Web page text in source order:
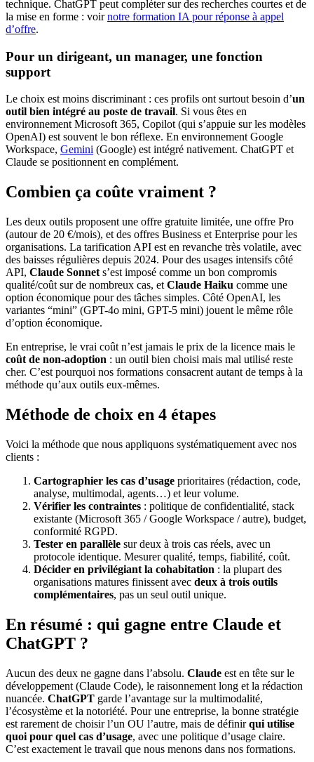
technique. ChatGPT peut compléter sur des recherches courtes et de
la mise en forme : voirnotre formation IA pour réponse à appel
d’offre.
Pour un dirigeant, un manager, une fonction
support
Le choix est moins discriminant : ces profils ont surtout besoin d’un
outil bien intégré au poste de travail. Si vous êtes en
environnement Microsoft 365, Copilot (qui s’appuie sur les modèles
OpenAI) est souvent le bon réflexe. En environnement Google
Workspace, Gemini (Google) est intégré nativement. ChatGPT et
Claude se positionnent en complément.
Combien ça coûte vraiment ?
Les deux outils proposent une offre gratuite limitée, une offre Pro
(autour de 20 €/mois), et des offres Business et Enterprise pour les
organisations. La tarification API est en revanche très volatile, avec
des baisses régulières depuis 2024. Pour des usages intensifs côté
API, Claude Sonnet s’est imposé comme un bon compromis
qualité/coût sur de nombreux cas, et Claude Haiku comme une
option économique pour des tâches simples. Côté OpenAI, les
variantes “mini” (GPT-4o mini, GPT-5 mini) jouent le même rôle
d’option économique.
En entreprise, le vrai coût n’est jamais le prix de la licence mais le
coût de non-adoption : un outil bien choisi mais mal utilisé reste
cher. C’est pourquoi nos formations consacrent autant de temps à la
méthode qu’aux outils eux-mêmes.
Méthode de choix en 4 étapes
Voici la méthode que nous appliquons systématiquement avec nos
clients :
Cartographier les cas d’usage prioritaires (rédaction, code,
analyse, multimodal, agents…) et leur volume.
Vérifier les contraintes : politique de confidentialité, stack
existante (Microsoft 365 / Google Workspace / autre), budget,
conformité RGPD.
Tester en parallèle sur deux à trois cas réels, avec un
protocole identique. Mesurer qualité, temps, fiabilité, coût.
Décider en privilégiant la cohabitation : la plupart des
organisations matures finissent avec deux à trois outils
complémentaires, pas un seul outil unique.
En résumé : qui gagne entre Claude et
ChatGPT ?
Aucun des deux ne gagne dans l’absolu. Claude est en tête sur le
développement (Claude Code), le raisonnement long et la rédaction
nuancée. ChatGPT garde l’avantage sur la multimodalité,
l’écosystème et la notoriété. Pour une entreprise, la bonne stratégie
est rarement de choisir l’un OU l’autre, mais de définirqui utilise
quoi pour quel cas d’usage, avec une politique d’usage claire.
C’est exactement le travail que nous menons dans nos formations.